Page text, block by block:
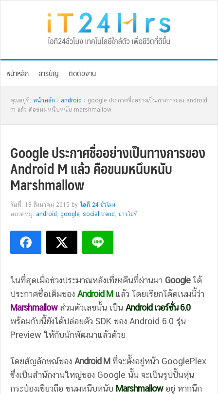
หน้าหลัก สารบัญ ติดต่องาน
คุณอยู่ที่: หน้าหลัก › android › google ประกาศชื่ออย่างเป็นทางการของ android
m แล้ว คือขนมหนึบหนับ marshmallow
Google ประกาศชื่ออย่างเป็นทางการของ
Android M แล้ว คือขนมหนึบหนับ
Marshmallow
วันที่: 18 สิงหาคม 2015 by ไอที 24 ชั่วโมง
หมวดหมู่: android , google, social trend , ข่าวไอที
ในที่สุดเมื่อช่วงประมาณหลังเที่ยงคืนที่ผ่านมา Googleได้
ประกาศชื่อเต็มของ Android Mแล้ว โดยเรียกโค้ดเนมนี้ว่า
Marshmallow ส่วนตัวเลขนั้น เป็น Android เวอร์ชั่น 6.0
พร้อมกับนี้ยังได้ปล่อยตัว SDK ของ Android 6.0 รุ่น
Preview ให้กับนักพัฒนาแล้วด้วย
โดยสัญลักษณ์ของ Android M ที่จะตั้งอยู่หน้า GooglePlex
ซึ่่งเป็นสำนักงานใหญ่ของ Google นั้น จะเป็นรูปปั้นหุ่น
กระป๋องเขียวถือ ขนมหนึบหนับ Marshmallow อยู่ หากนึก